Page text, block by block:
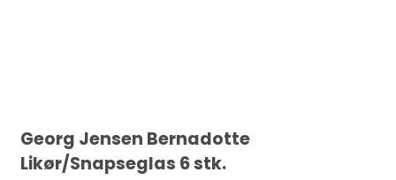
Georg Jensen Bernadotte
Likør/Snapseglas 6 stk.